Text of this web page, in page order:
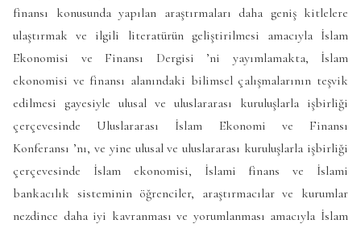
finansı konusunda yapılan araştırmaları daha geniş kitlelere
ulaştırmak ve ilgili literatürün geliştirilmesi amacıyla İslam
Ekonomisi ve Finansı Dergisi ’ni yayımlamakta, İslam
ekonomisi ve finansı alanındaki bilimsel çalışmalarının teşvik
edilmesi gayesiyle ulusal ve uluslararası kuruluşlarla işbirliği
çerçevesinde Uluslararası İslam Ekonomi ve Finansı
Konferansı ’nı, ve yine ulusal ve uluslararası kuruluşlarla işbirliği
çerçevesinde İslam ekonomisi, İslami finans ve İslami
bankacılık sisteminin öğrenciler, araştırmacılar ve kurumlar
nezdince daha iyi kavranması ve yorumlanması amacıyla İslam